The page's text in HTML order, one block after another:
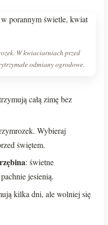
W kwiaciarniach przed
odmiany ogrodowe.
całą zimę bez
Wybieraj
świętem.
: świetne
jesienią.
kilka dni, ale wolniej się